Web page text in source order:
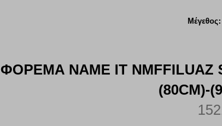
Μέγεθος:
ΦΟΡΕΜΑ NAME IT NMFFILUAZ
(80CM)-